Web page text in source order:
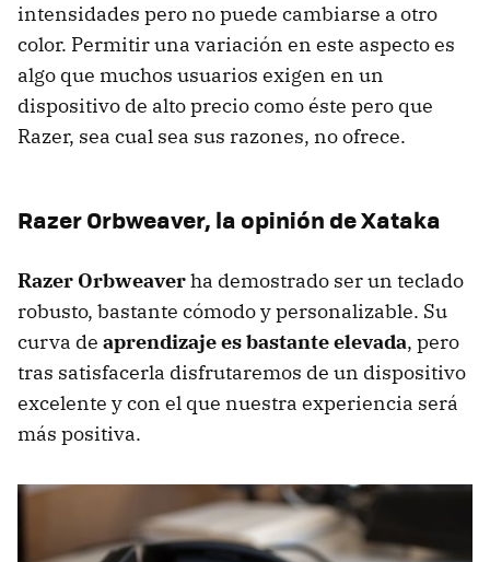
intensidades pero no puede cambiarse a otro
color. Permitir una variación en este aspecto es
algo que muchos usuarios exigen en un
dispositivo de alto precio como éste pero que
Razer, sea cual sea sus razones, no ofrece.
Razer Orbweaver, la opinión de Xataka
Razer Orbweaverha demostrado ser un teclado
robusto, bastante cómodo y personalizable. Su
curva de aprendizaje es bastante elevada, pero
tras satisfacerla disfrutaremos de un dispositivo
excelente y con el que nuestra experiencia será
más positiva.